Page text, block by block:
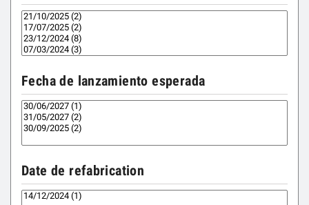
Fecha de lanzamiento esperada
Date de refabrication